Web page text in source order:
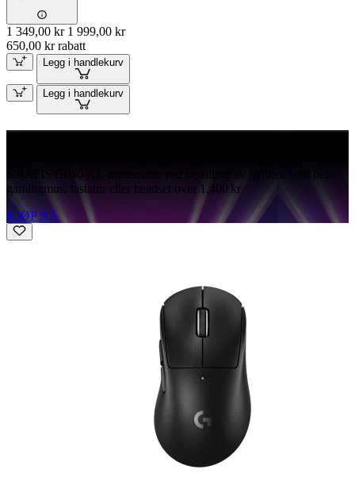
1 349,00 kr 1 999,00 kr
650,00 kr rabatt
Legg i handlekurv
Legg i handlekurv
GRATIS G840 XL-musematte ved bestilling av hvilken som helst
gamingmus, tastatur eller headset over 1,400 kr
KJØP NÅ